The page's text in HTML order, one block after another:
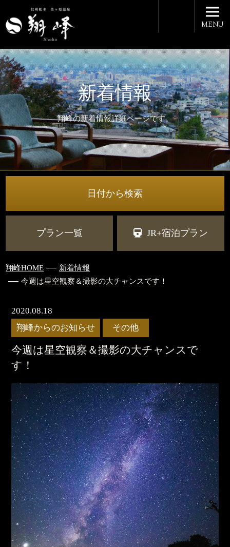
新着情報
翔峰の新着情報詳細ページです。
MENU
日付から検索
プラン一覧 JR+宿泊プラン
翔峰HOME
新着情報
今週は星空観察＆撮影の大チャンスです！
2020.08.18
翔峰からのお知らせ
その他
今週は星空観察＆撮影の大チャンスで
す！